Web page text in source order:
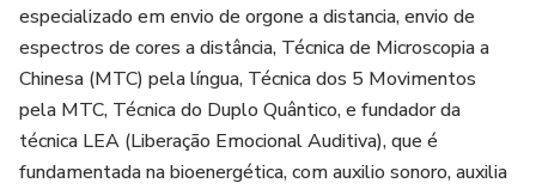
especializado em envio de orgone a distancia, envio de
espectros de cores a distância, Técnica de Microscopia a
Chinesa (MTC) pela língua, Técnica dos 5 Movimentos
pela MTC, Técnica do Duplo Quântico, e fundador da
técnica LEA (Liberação Emocional Auditiva), que é
fundamentada na bioenergética, com auxilio sonoro, auxilia